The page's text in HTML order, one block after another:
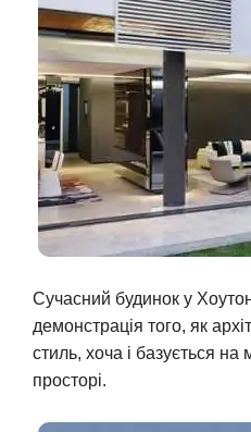
Сучасний будинок у
демонстрація того, як
стиль, хоча і базується на
просторі.